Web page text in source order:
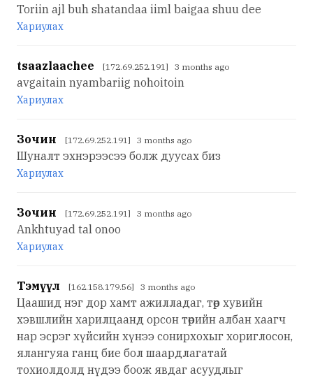
Toriin ajl buh shatandaa iiml baigaa shuu dee
Хариулах
tsaazlaachee [172.69.252.191] 3 months ago
avgaitain nyambariig nohoitoin
Хариулах
Зочин [172.69.252.191] 3 months ago
Шуналт эхнэрээсээ болж дуусах биз
Хариулах
Зочин [172.69.252.191] 3 months ago
Ankhtuyad tal onoo
Хариулах
Тэмүүл [162.158.179.56] 3 months ago
Цаашид нэг дор хамт ажилладаг, төр хувийн
хэвшлийн харилцаанд орсон төрийн албан хаагч
нар эсрэг хүйсийн хүнээ сонирхохыг хориглосон,
ялангуяа ганц бие бол шаардлагатай
тохиолдолд нүдээ боож явдаг асуудлыг